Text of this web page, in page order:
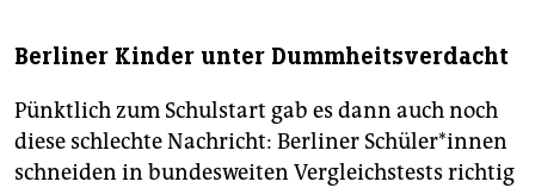
Berliner Kinder unter Dummheitsverdacht
Pünktlich zum Schulstart gab es dann auch noch
diese schlechte Nachricht: Berliner Schü­le­r*in­nen
schneiden in bundesweiten Vergleichstests richtig